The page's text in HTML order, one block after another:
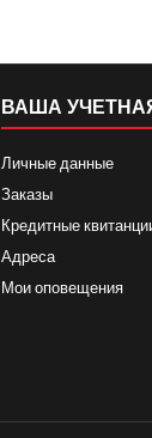
ВАША
Личные данные
Заказы
Кредитные
Адреса
Мои оповещения